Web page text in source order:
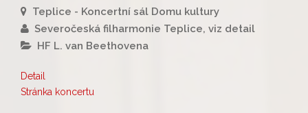
Teplice - Koncertní sál Domu kultury
Severočeská filharmonie Teplice, viz detail
HF L. van Beethovena
Detail
Stránka koncertu